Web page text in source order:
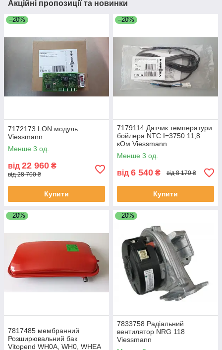
Акційні пропозиції та новинки
–20%
7172173 LON модуль
Viessmann
Менше 3 од.
від 22 960 ₴
від 28 700 ₴
Купити
–20%
7179114 Датчик температури
бойлера NTC I=3750 11,8
кОм Viessmann
Менше 3 од.
від 6 540 ₴ від 8 170 ₴
Купити
–20%
7817485 мембранний
Розширювальний бак
Vitopend WH0A, WH0, WHEA
–20%
7833758 Радіальний
вентилятор NRG 118
Viessmann